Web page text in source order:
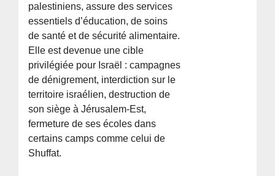
palestiniens, assure des services
essentiels d’éducation, de soins
de santé et de sécurité alimentaire.
Elle est devenue une cible
privilégiée pour Israël : campagnes
de dénigrement, interdiction sur le
territoire israélien, destruction de
son siège à Jérusalem-Est,
fermeture de ses écoles dans
certains camps comme celui de
Shuffat.